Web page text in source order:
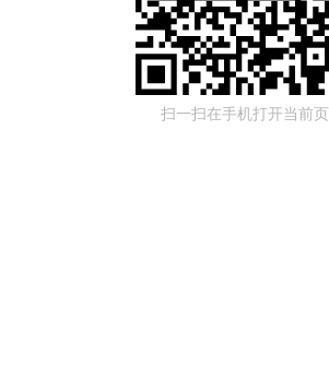
扫一扫在手机打开当前页